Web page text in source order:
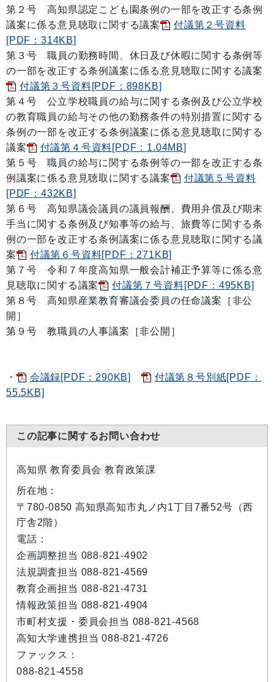
第２号 高知県認定こども園条例の一部を改正する条例
議案に係る意見聴取に関する議案
付議第２号資料
[PDF：314KB]
第３号 職員の勤務時間、休日及び休暇に関する条例等
の一部を改正する条例議案に係る意見聴取に関する議案
付議第３号資料[PDF：898KB]
第４号 公立学校職員の給与に関する条例及び公立学校
の教育職員の給与その他の勤務条件の特別措置に関する
条例の一部を改正する条例議案に係る意見聴取に関する
議案
付議第４号資料[PDF：1.04MB]
第５号 職員の給与に関する条例等の一部を改正する条
例議案に係る意見聴取に関する議案
付議第５号資料
[PDF：432KB]
第６号 高知県議会議員の議員報酬、費用弁償及び期末
手当に関する条例及び知事等の給与、旅費等に関する条
例の一部を改正する条例議案に係る意見聴取に関する議
案
付議第６号資料[PDF：271KB]
第７号 令和７年度高知県一般会計補正予算等に係る意
見聴取に関する議案
付議第７号資料[PDF：495KB]
第８号 高知県産業教育審議会委員の任命議案［非公
開］
第９号 教職員の人事議案［非公開］
・ 会議録[PDF：290KB]
付議第８号別紙[PDF：
55.5KB]
この記事に関するお問い合わせ
高知県 教育委員会 教育政策課
所在地：
〒780-0850 高知県高知市丸ノ内1丁目7番52号（西
庁舎2階）
電話：
企画調整担当 088-821-4902
法規調査担当 088-821-4569
教育企画担当 088-821-4731
情報政策担当 088-821-4904
市町村支援・委員会担当 088-821-4568
高知大学連携担当 088-821-4726
ファックス：
088-821-4558